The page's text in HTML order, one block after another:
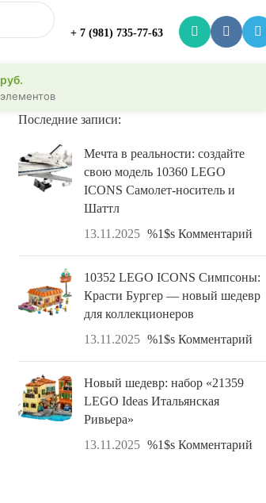
+ 7 (981) 735-77-63
элементов
руб.
Последние записи:
Мечта в реальности: создайте
свою модель 10360 LEGO
ICONS Самолет-носитель и
Шаттл
13.11.2025 %1$s Комментарий
10352 LEGO ICONS Симпсоны:
Красти Бургер — новый шедевр
для коллекционеров
13.11.2025 %1$s Комментарий
Новый шедевр: набор «21359
LEGO Ideas Итальянская
Ривьера»
13.11.2025 %1$s Комментарий